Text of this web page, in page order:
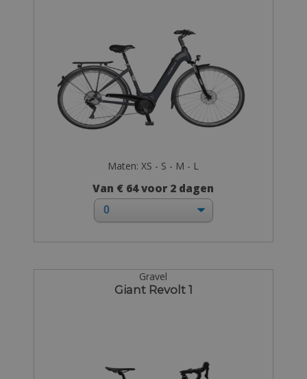
Maten: XS - S - M - L
Van € 64 voor 2 dagen
Gravel
Giant Revolt 1